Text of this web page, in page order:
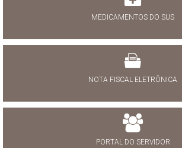
MEDICAMENTOS DO SUS
NOTA FISCAL ELETRÔNICA
PORTAL DO SERVIDOR